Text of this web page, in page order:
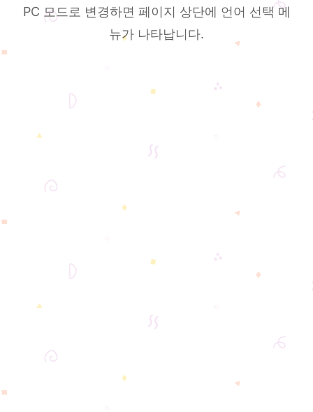
PC 모드로 변경하면 페이지 상단에 언어 선택 메
뉴가 나타납니다.